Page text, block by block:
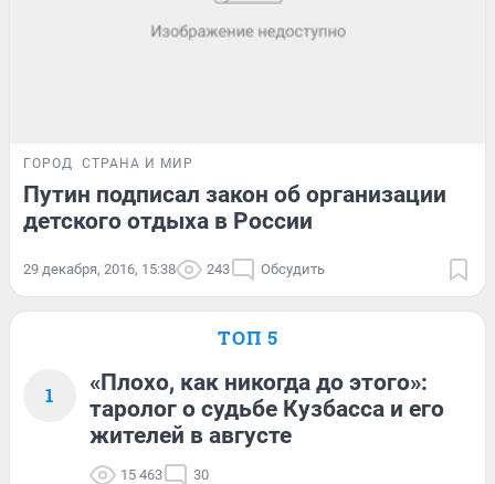
ГОРОД СТРАНА И МИР
Путин подписал закон об организации
детского отдыха в России
29 декабря, 2016, 15:38 243 Обсудить
ТОП 5
1
«Плохо, как никогда до этого»:
таролог о судьбе Кузбасса и его
жителей в августе
15 463 30